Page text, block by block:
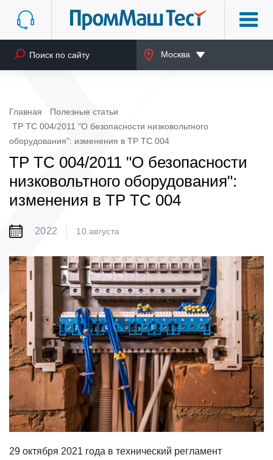
Москва
Главная
Полезные статьи
ТР ТС 004/2011 "О безопасности низковольтного
оборудования": изменения в ТР ТС 004
ТР ТС 004/2011 "О безопасности
низковольтного оборудования":
изменения в ТР ТС 004
2022 10 августа
29 октября 2021 года в технический регламент